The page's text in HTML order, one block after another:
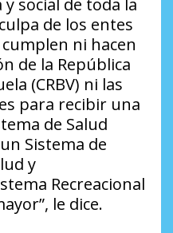
social de toda la
de los entes
ni hacen
de la República
(CRBV) ni las
para recibir una
de Salud
Sistema de
y
Recreacional
le dice.